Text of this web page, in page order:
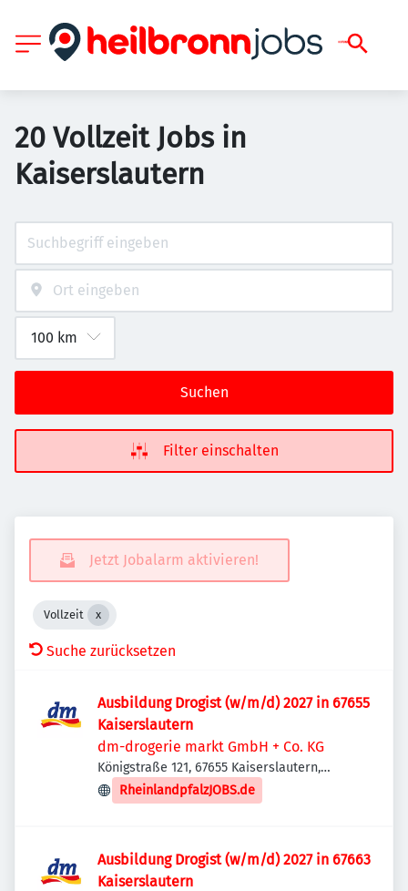
20 Vollzeit Jobs in
Kaiserslautern
Suchen
Filter einschalten
Jetzt Jobalarm aktivieren!
Vollzeit
Suche zurücksetzen
Ausbildung Drogist (w/m/d) 2027 in 67655
Kaiserslautern
dm-drogerie markt GmbH + Co. KG
Königstraße 121, 67655 Kaiserslautern,
Deutschland
RheinlandpfalzJOBS.de
Ausbildung Drogist (w/m/d) 2027 in 67663
Kaiserslautern